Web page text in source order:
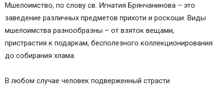
Мшелоимство, по слову св. Игнатия Брянчанинова – это
заведение различных предметов прихоти и роскоши. Виды
мшелоимства разнообразны – от взяток вещами,
пристрастия к подаркам, бесполезного коллекционирования
до собирания хлама.
В любом случае человек подверженный страсти